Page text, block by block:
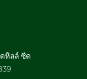
หิลล์ ซีด